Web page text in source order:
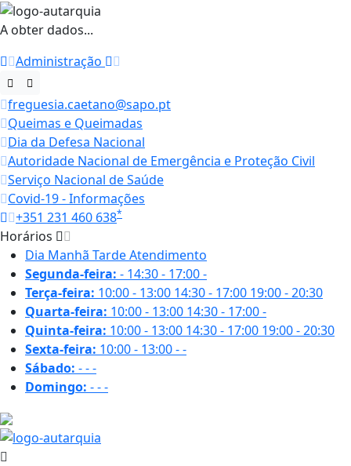
A obter dados...
Administração
freguesia.caetano@sapo.pt
Queimas e Queimadas
Dia da Defesa Nacional
Autoridade Nacional de Emergência e Proteção Civil
Serviço Nacional de Saúde
Covid-19 - Informações
+351 231 460 638*
Horários
Dia Manhã TardeAtendimento
Segunda-feira: - 14:30 - 17:00-
Terça-feira: 10:00 - 13:00 14:30 - 17:00 19:00 - 20:30
Quarta-feira: 10:00 - 13:00 14:30 - 17:00-
Quinta-feira: 10:00 - 13:00 14:30 - 17:00 19:00 - 20:30
Sexta-feira: 10:00 - 13:00--
Sábado: ---
Domingo: ---